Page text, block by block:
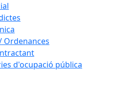
Ordenances
d'ocupació pública